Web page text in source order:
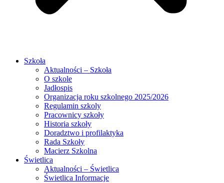
Szkoła
Aktualności – Szkoła
O szkole
Jadłospis
Organizacja roku szkolnego 2025/2026
Regulamin szkoly
Pracownicy szkoły
Historia szkoły
Doradztwo i profilaktyka
Rada Szkoły
Macierz Szkolna
Świetlica
Aktualności – Świetlica
Świetlica Informacje